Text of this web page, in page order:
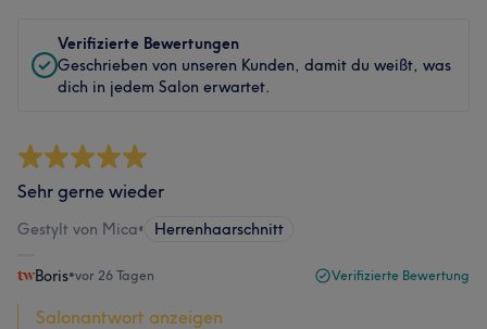
Verifizierte Bewertungen
Geschrieben von unseren Kunden, damit du weißt, was
dich in jedem Salon erwartet.
Sehr gerne wieder
Gestylt von Mica• Herrenhaarschnitt
Boris•vor 26 Tagen Verifizierte Bewertung
Salonantwort anzeigen